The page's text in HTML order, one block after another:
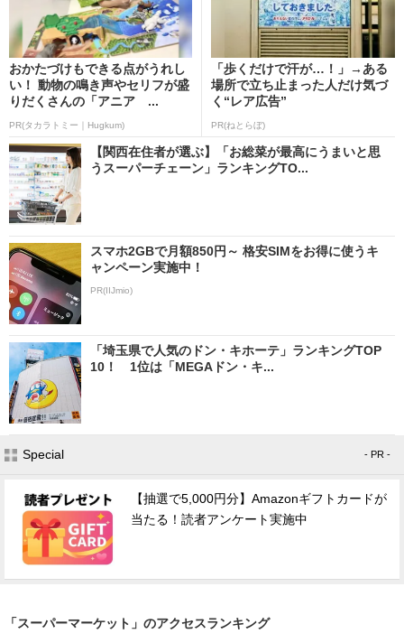
おかたづけもできる点がうれし
い！ 動物の鳴き声やセリフが盛
りだくさんの「アニア ...
PR(タカラトミー｜Hugkum)
「歩くだけで汗が…！」→ある
場所で立ち止まった人だけ気づ
く“レア広告”
PR(ねとらぼ)
【関西在住者が選ぶ】「お総菜が最高にうまいと思
うスーパーチェーン」ランキングTO...
スマホ2GBで月額850円～ 格安SIMをお得に使うキ
ャンペーン実施中！
PR(IIJmio)
「埼玉県で人気のドン・キホーテ」ランキングTOP
10！ 1位は「MEGAドン・キ...
Special - PR -
【抽選で5,000円分】Amazonギフトカードが
当たる！読者アンケート実施中
「スーパーマーケット」のアクセスランキング